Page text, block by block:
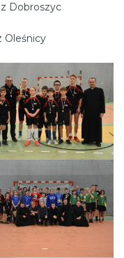
Dobroszyc
Oleśnicy